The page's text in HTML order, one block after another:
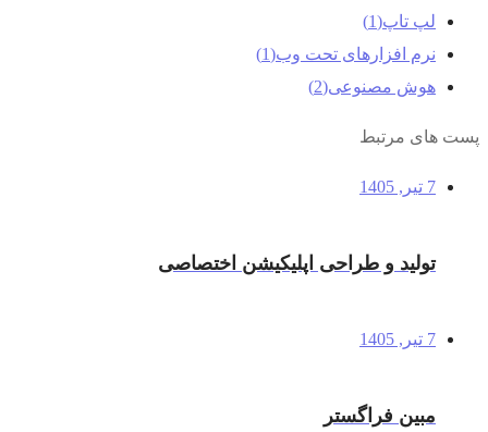
لپ تاپ(1)
نرم افزارهای تحت وب(1)
هوش مصنوعی (2)
پست های مرتبط
7 تیر, 1405
تولید و طراحی اپلیکیشن اختصاصی
7 تیر, 1405
مبین فراگستر